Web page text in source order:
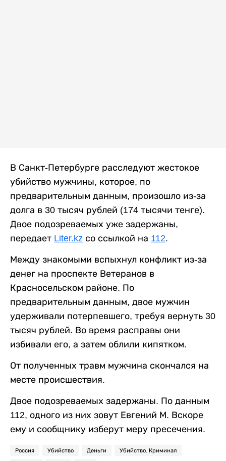
В Санкт-Петербурге расследуют жестокое
убийство мужчины, которое, по
предварительным данным, произошло из-за
долга в 30 тысяч рублей (174 тысячи тенге).
Двое подозреваемых уже задержаны,
передает Liter.kz со ссылкой на 112.
Между знакомыми вспыхнул конфликт из-за
денег на проспекте Ветеранов в
Красносельском районе. По
предварительным данным, двое мужчин
удерживали потерпевшего, требуя вернуть 30
тысяч рублей. Во время расправы они
избивали его, а затем облили кипятком.
От полученных травм мужчина скончался на
месте происшествия.
Двое подозреваемых задержаны. По данным
112, одного из них зовут Евгений М. Вскоре
ему и сообщнику изберут меру пресечения.
Россия Убийство Деньги Убийство. Криминал